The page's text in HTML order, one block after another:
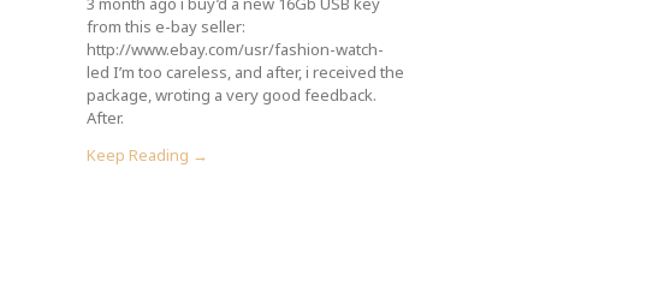
from this e-bay seller:
http://www.ebay.com/usr/fashion-watch-
led I’m too careless, and after, i received the
package, wroting a very good feedback.
After.
Keep Reading →